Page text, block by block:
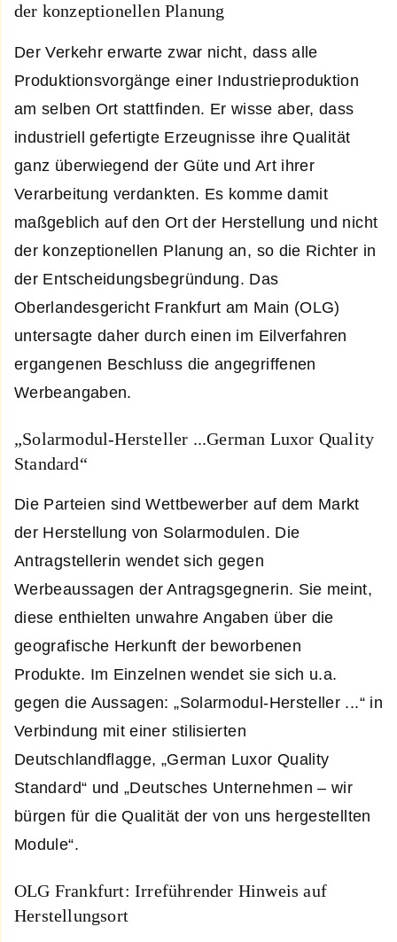
der konzeptionellen Planung
Der Verkehr erwarte zwar nicht, dass alle
Produktionsvorgänge einer Industrieproduktion
am selben Ort stattfinden. Er wisse aber, dass
industriell gefertigte Erzeugnisse ihre Qualität
ganz überwiegend der Güte und Art ihrer
Verarbeitung verdankten. Es komme damit
maßgeblich auf den Ort der Herstellung und nicht
der konzeptionellen Planung an, so die Richter in
der Entscheidungsbegründung. Das
Oberlandesgericht Frankfurt am Main (OLG)
untersagte daher durch einen im Eilverfahren
ergangenen Beschluss die angegriffenen
Werbeangaben.
„Solarmodul-Hersteller ...German Luxor Quality
Standard“
Die Parteien sind Wettbewerber auf dem Markt
der Herstellung von Solarmodulen. Die
Antragstellerin wendet sich gegen
Werbeaussagen der Antragsgegnerin. Sie meint,
diese enthielten unwahre Angaben über die
geografische Herkunft der beworbenen
Produkte. Im Einzelnen wendet sie sich u.a.
gegen die Aussagen: „Solarmodul-Hersteller ...“ in
Verbindung mit einer stilisierten
Deutschlandflagge, „German Luxor Quality
Standard“ und „Deutsches Unternehmen – wir
bürgen für die Qualität der von uns hergestellten
Module“.
OLG Frankfurt: Irreführender Hinweis auf
Herstellungsort